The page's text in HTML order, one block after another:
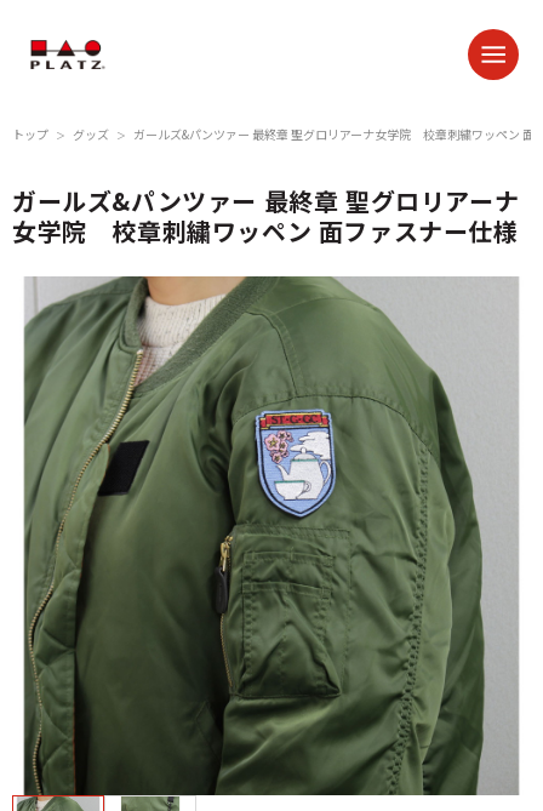
トップ ＞ グッズ ＞ ガールズ&パンツァー 最終章 聖グロリアーナ女学院 校章刺繍ワッペン 面
ガールズ&パンツァー 最終章 聖グロリアーナ
女学院 校章刺繍ワッペン 面ファスナー仕様